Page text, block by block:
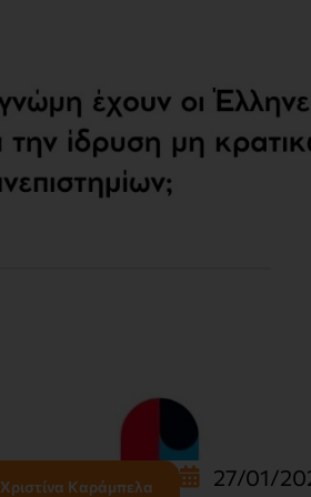
Χριστίνα Καράμπελα 27/01/